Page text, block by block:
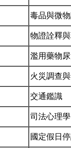
毒品與微
物證詮釋
濫用藥物
火災調查
交通鑑識
司法心理
國定假日